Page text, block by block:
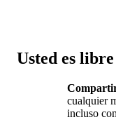
Usted es
cualquier
incluso